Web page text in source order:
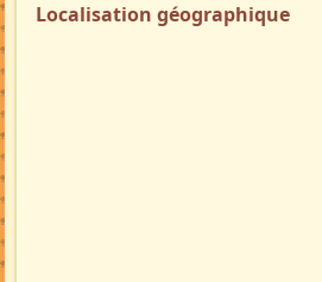
Localisation géographique